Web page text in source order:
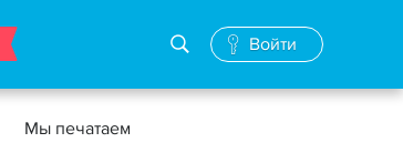
Войти
Мы печатаем